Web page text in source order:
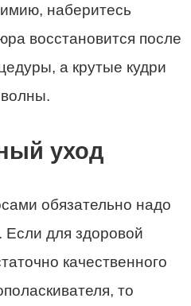
наберитесь
восстановится после
а крутые кудри
уход
обязательно надо
Если для здоровой
качественного
то